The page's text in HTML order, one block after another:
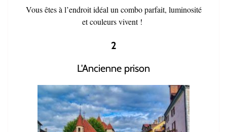
Vous êtes à l’endroit idéal un combo parfait, luminosité
et couleurs vivent !
2
L'Ancienne prison